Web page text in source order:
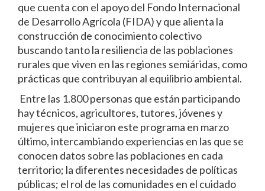
que cuenta con el apoyo del Fondo Internacional
de Desarrollo Agrícola (FIDA) y que alienta la
construcción de conocimiento colectivo
buscando tanto la resiliencia de las poblaciones
rurales que viven en las regiones semiáridas, como
prácticas que contribuyan al equilibrio ambiental.
Entre las 1.800 personas que están participando
hay técnicos, agricultores, tutores, jóvenes y
mujeres que iniciaron este programa en marzo
último, intercambiando experiencias en las que se
conocen datos sobre las poblaciones en cada
territorio; la diferentes necesidades de políticas
públicas; el rol de las comunidades en el cuidado